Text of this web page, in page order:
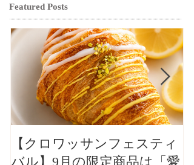
Featured Posts
【クロワッサンフェスティ
バル】9月の限定商品は「愛